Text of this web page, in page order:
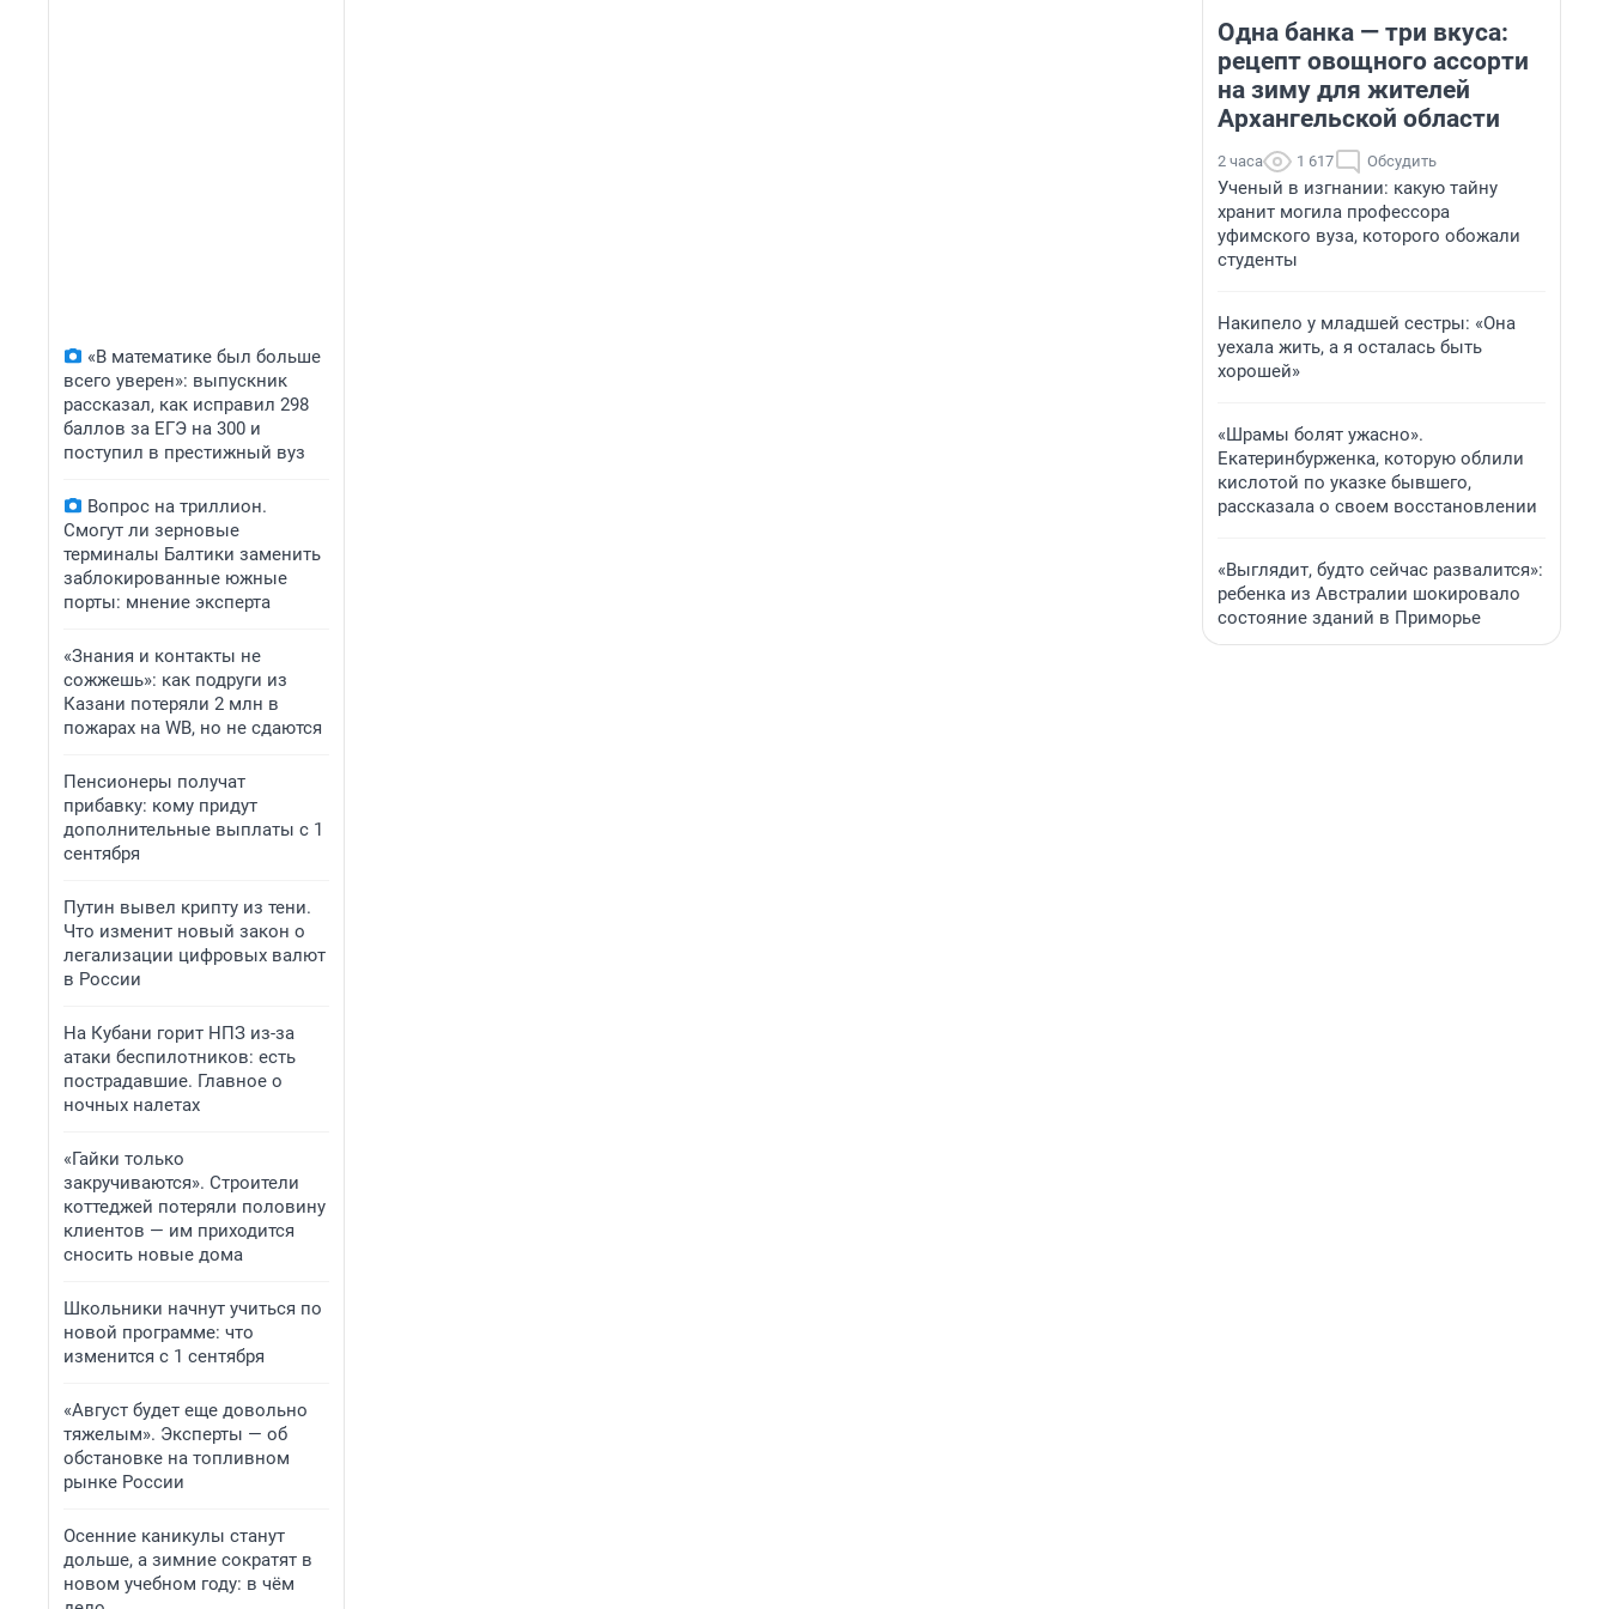
«В математике был больше
всего уверен»: выпускник
рассказал, как исправил 298
баллов за ЕГЭ на 300 и
поступил в престижный вуз
Вопрос на триллион.
Смогут ли зерновые
терминалы Балтики заменить
заблокированные южные
порты: мнение эксперта
«Знания и контакты не
сожжешь»: как подруги из
Казани потеряли 2 млн в
пожарах на WB, но не сдаются
Пенсионеры получат
прибавку: кому придут
дополнительные выплаты с 1
сентября
Путин вывел крипту из тени.
Что изменит новый закон о
легализации цифровых валют
в России
На Кубани горит НПЗ из-за
атаки беспилотников: есть
пострадавшие. Главное о
ночных налетах
«Гайки только
закручиваются». Строители
коттеджей потеряли половину
клиентов — им приходится
сносить новые дома
Школьники начнут учиться по
новой программе: что
изменится с 1 сентября
«Август будет еще довольно
тяжелым». Эксперты — об
обстановке на топливном
рынке России
Осенние каникулы станут
дольше, а зимние сократят в
новом учебном году: в чём
Одна банка — три вкуса:
рецепт овощного ассорти
на зиму для жителей
Архангельской области
2 часа 1 617 Обсудить
Ученый в изгнании: какую тайну
хранит могила профессора
уфимского вуза, которого обожали
студенты
Накипело у младшей сестры: «Она
уехала жить, а я осталась быть
хорошей»
«Шрамы болят ужасно».
Екатеринбурженка, которую облили
кислотой по указке бывшего,
рассказала о своем восстановлении
«Выглядит, будто сейчас развалится»:
ребенка из Австралии шокировало
состояние зданий в Приморье